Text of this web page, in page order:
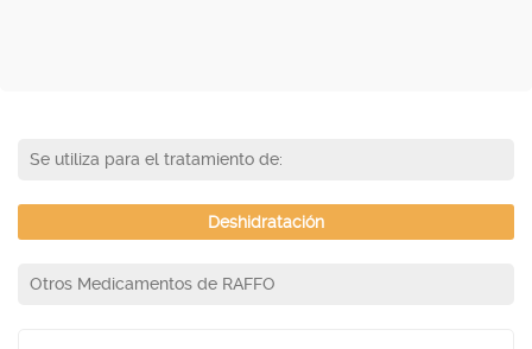
Se utiliza para el tratamiento de:
Deshidratación
Otros Medicamentos de RAFFO